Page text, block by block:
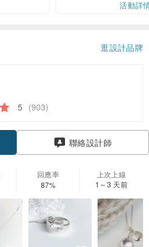
活動詳
逛設計品牌
5 (903)
聯絡設計師
回應率
87%
上次上線
1～3 天前